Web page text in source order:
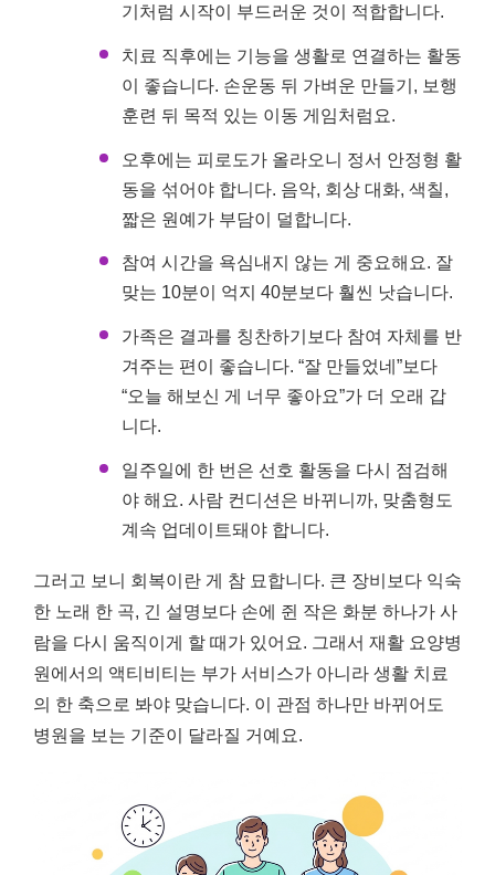
기처럼 시작이 부드러운 것이 적합합니다.
치료 직후에는 기능을 생활로 연결하는 활동
이 좋습니다. 손운동 뒤 가벼운 만들기, 보행
훈련 뒤 목적 있는 이동 게임처럼요.
오후에는 피로도가 올라오니 정서 안정형 활
동을 섞어야 합니다. 음악, 회상 대화, 색칠,
짧은 원예가 부담이 덜합니다.
참여 시간을 욕심내지 않는 게 중요해요. 잘
맞는 10분이 억지 40분보다 훨씬 낫습니다.
가족은 결과를 칭찬하기보다 참여 자체를 반
겨주는 편이 좋습니다. “잘 만들었네”보다
“오늘 해보신 게 너무 좋아요”가 더 오래 갑
니다.
일주일에 한 번은 선호 활동을 다시 점검해
야 해요. 사람 컨디션은 바뀌니까, 맞춤형도
계속 업데이트돼야 합니다.
그러고 보니 회복이란 게 참 묘합니다. 큰 장비보다 익숙
한 노래 한 곡, 긴 설명보다 손에 쥔 작은 화분 하나가 사
람을 다시 움직이게 할 때가 있어요. 그래서 재활 요양병
원에서의 액티비티는 부가 서비스가 아니라 생활 치료
의 한 축으로 봐야 맞습니다. 이 관점 하나만 바뀌어도
병원을 보는 기준이 달라질 거예요.